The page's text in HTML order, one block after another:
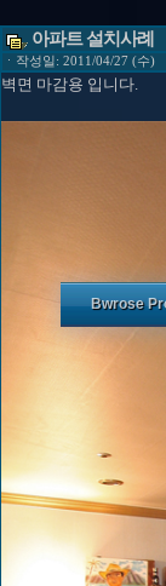
Bwrose
아파트 설치사례
ㆍ작성일: 2011/04/27 (수)
벽면 마감용 입니다.